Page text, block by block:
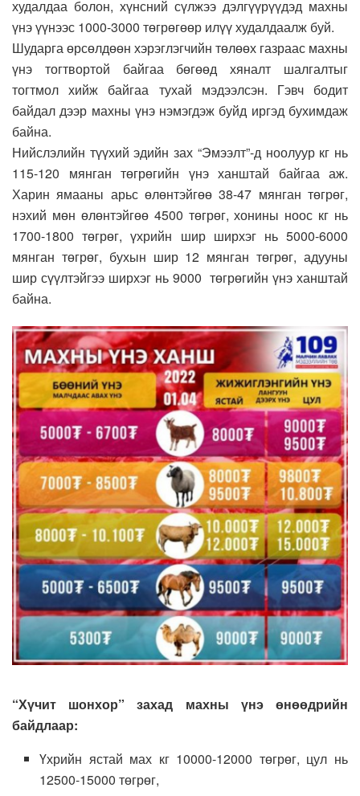
худалдаа болон, хүнсний сүлжээ дэлгүүрүүдэд махны
үнэ үүнээс 1000-3000 төгрөгөөр илүү худалдаалж буй.
Шударга өрсөлдөөн хэрэглэгчийн төлөөх газраас махны
үнэ тогтвортой байгаа бөгөөд хяналт шалгалтыг
тогтмол хийж байгаа тухай мэдээлсэн. Гэвч бодит
байдал дээр махны үнэ нэмэгдэж буйд иргэд бухимдаж
байна.
Нийслэлийн түүхий эдийн зах “Эмээлт”-д ноолуур кг нь
115-120 мянган төгрөгийн үнэ ханштай байгаа аж.
Харин ямааны арьс өлөнтэйгөө 38-47 мянган төгрөг,
нэхий мөн өлөнтэйгөө 4500 төгрөг, хонины ноос кг нь
1700-1800 төгрөг, үхрийн шир ширхэг нь 5000-6000
мянган төгрөг, бухын шир 12 мянган төгрөг, адууны
шир сүүлтэйгээ ширхэг нь 9000 төгрөгийн үнэ ханштай
байна.
“Хүчит шонхор” захад махны үнэ өнөөдрийн
байдлаар:
Үхрийн ястай мах кг 10000-12000 төгрөг, цул нь
12500-15000 төгрөг,